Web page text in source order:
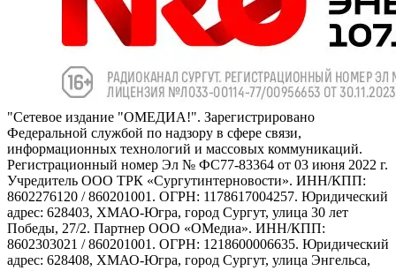
"Сетевое издание "ОМЕДИА!". Зарегистрировано
Федеральной службой по надзору в сфере связи,
информационных технологий и массовых коммуникаций.
Регистрационный номер Эл № ФС77-83364 от 03 июня 2022 г.
Учредитель ООО ТРК «Сургутинтерновости». ИНН/КПП:
8602276120 / 860201001. ОГРН: 1178617004257. Юридический
адрес: 628403, ХМАО-Югра, город Сургут, улица 30 лет
Победы, 27/2. Партнер ООО «ОМедиа». ИНН/КПП:
8602303021 / 860201001. ОГРН: 1218600006635. Юридический
адрес: 628408, ХМАО-Югра, город Сургут, улица Энгельса,